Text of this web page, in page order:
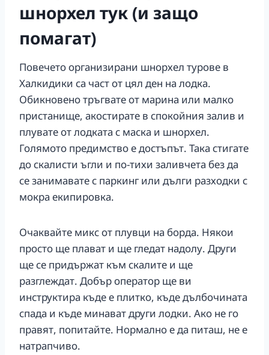
шнорхел тук (и защо
помагат)
Повечето организирани шнорхел турове в
Халкидики са част от цял ден на лодка.
Обикновено тръгвате от марина или малко
пристанище, акостирате в спокойния залив и
плувате от лодката с маска и шнорхел.
Голямото предимство е достъпът. Така стигате
до скалисти ъгли и по-тихи заливчета без да
се занимавате с паркинг или дълги разходки с
мокра екипировка.
Очаквайте микс от плувци на борда. Някои
просто ще плават и ще гледат надолу. Други
ще се придържат към скалите и ще
разглеждат. Добър оператор ще ви
инструктира къде е плитко, къде дълбочината
спада и къде минават други лодки. Ако не го
правят, попитайте. Нормално е да питаш, не е
натрапчиво.